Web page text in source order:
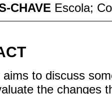
CHAVE Escola;
to discuss
the changes